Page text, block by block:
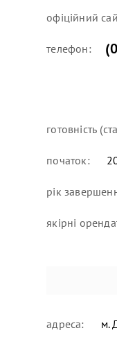
офіційний
телефон:
готовність
початок:
рік
якірні
адреса: м.